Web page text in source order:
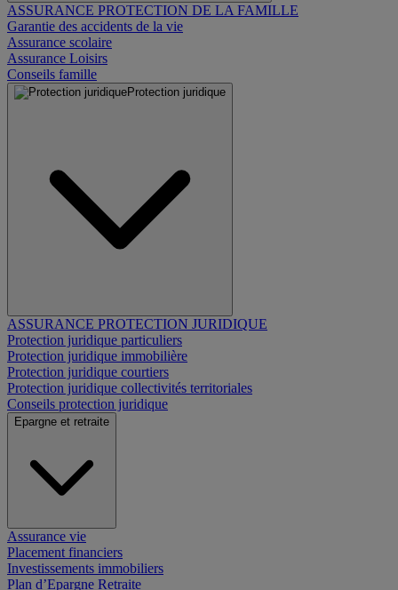
ASSURANCE PROTECTION DE LA FAMILLE
Garantie des accidents de la vie
Assurance scolaire
Assurance Loisirs
Conseils famille
Protection juridique
ASSURANCE PROTECTION JURIDIQUE
Protection juridique particuliers
Protection juridique immobilière
Protection juridique courtiers
Protection juridique collectivités territoriales
Conseils protection juridique
Epargne et retraite
Assurance vie
Placement financiers
Investissements immobiliers
Plan d’Epargne Retraite